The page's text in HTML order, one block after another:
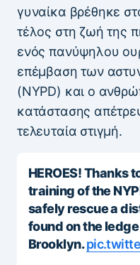
γυναίκα βρέθηκε
τέλος στη ζωή της
ενός πανύψηλου
επέμβαση των
(NYPD) και ο
κατάστασης
τελευταία στιγμή.
HEROES! Thanks
training of the
safely rescue a
found on the
Brooklyn.